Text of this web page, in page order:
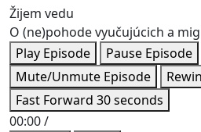
Žijem vedu
O (ne)pohode vyučujúcich a
Play Episode
Pause Episode
Mute/Unmute Episode
Fast Forward 30 seconds
00:00/